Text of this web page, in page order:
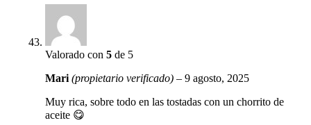
Valorado con5 de 5
Mari(propietario verificado) – 9 agosto, 2025
Muy rica, sobre todo en las tostadas con un chorrito de
aceite 😋